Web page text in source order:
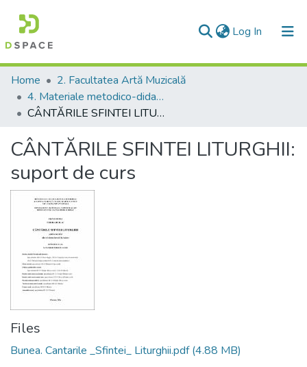
Log In (current)
Communities & Collections
All of DSpace
Home
2. Facultatea Artă Muzicală
4. Materiale metodico-didactice
CÂNTĂRILE SFINTEI LITURGHII: suport de curs
CÂNTĂRILE SFINTEI LITURGHII:
suport de curs
Files
Bunea. Cantarile _Sfintei_ Liturghii.pdf(4.88 MB)